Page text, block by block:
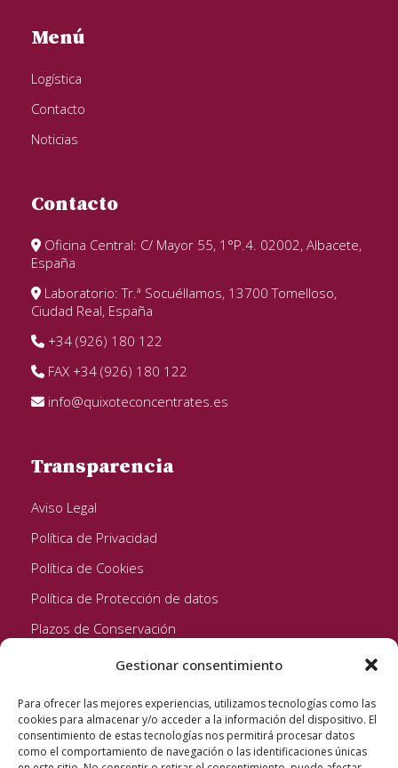
Gestionar consentimiento
Para ofrecer las mejores experiencias, utilizamos tecnologías como las
cookies para almacenar y/o acceder a la información del dispositivo. El
consentimiento de estas tecnologías nos permitirá procesar datos
como el comportamiento de navegación o las identificaciones únicas
Menú
Logística
Contacto
Noticias
Contacto
Oficina Central: C/ Mayor 55, 1°P.4. 02002, Albacete,
España
Laboratorio: Tr.ª Socuéllamos, 13700 Tomelloso,
Ciudad Real, España
+34 (926) 180 122
FAX +34 (926) 180 122
info@quixoteconcentrates.es
Transparencia
Aviso Legal
Política de Privacidad
Política de Cookies
Política de Protección de datos
Plazos de Conservación
Seguinos!